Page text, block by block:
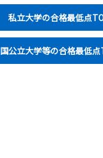
私立大学の合格最低点
国公立大学等の合格最低点